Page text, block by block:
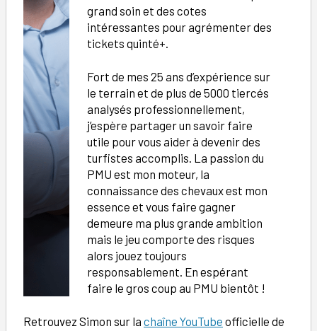
grand soin et des cotes
intéressantes pour agrémenter des
tickets quinté+.
Fort de mes 25 ans d’expérience sur
le terrain et de plus de 5000 tiercés
analysés professionnellement,
j’espère partager un savoir faire
utile pour vous aider à devenir des
turfistes accomplis. La passion du
PMU est mon moteur, la
connaissance des chevaux est mon
essence et vous faire gagner
demeure ma plus grande ambition
mais le jeu comporte des risques
alors jouez toujours
responsablement. En espérant
faire le gros coup au PMU bientôt !
Retrouvez Simon sur la chaîne YouTube officielle de